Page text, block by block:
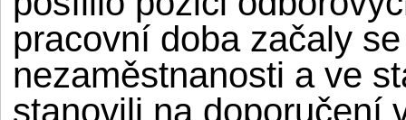
pracovní doba začaly
nezaměstnanosti a ve
stanovili na doporučení